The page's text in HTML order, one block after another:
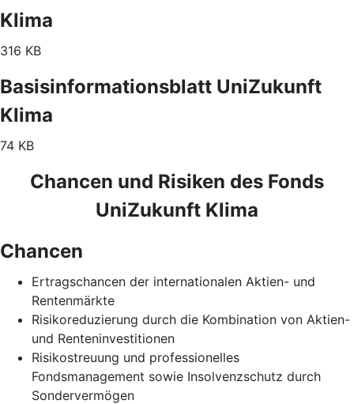
Klima
316 KB
Basisinformationsblatt UniZukunft
Klima
74 KB
Chancen und Risiken des Fonds
UniZukunft Klima
Chancen
Ertragschancen der internationalen Aktien- und
Rentenmärkte
Risikoreduzierung durch die Kombination von Aktien-
und Renteninvestitionen
Risikostreuung und professionelles
Fondsmanagement sowie Insolvenzschutz durch
Sondervermögen